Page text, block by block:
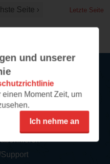
Seite ›
Letzte Seite
und unserer
Moment Zeit, um
Ich nehme an
Support